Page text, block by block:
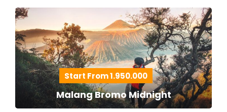
Start From 1.950.000
Malang Bromo Midnight